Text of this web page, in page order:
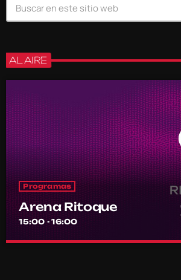
AL AIRE
Programas
Arena Ritoque
15:00 - 16:00